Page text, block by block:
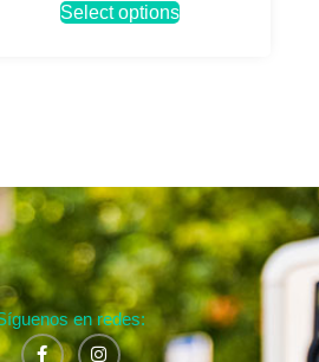
Select options
en redes: